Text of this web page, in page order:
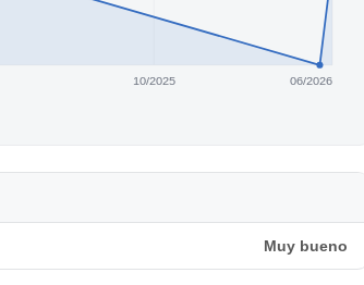
10/2025 06/2026
Muy bueno